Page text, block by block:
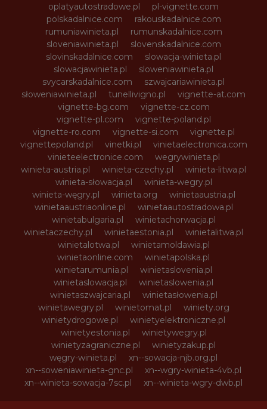
oplatyautostradowe.pl
pl-vignette.com
polskadalnice.com
rakouskadalnice.com
rumuniawinieta.pl
rumunskadalnice.com
sloveniawinieta.pl
slovenskadalnice.com
slovinskadalnice.com
slowacja-winieta.pl
slowacjawinieta.pl
sloweniawinieta.pl
svycarskadalnice.com
szwajcariawinieta.pl
słoweniawinieta.pl
tunellivigno.pl
vignette-at.com
vignette-bg.com
vignette-cz.com
vignette-pl.com
vignette-poland.pl
vignette-ro.com
vignette-si.com
vignette.pl
vignettepoland.pl
vinetki.pl
vinietaelectronica.com
vinieteelectronice.com
wegrywinieta.pl
winieta-austria.pl
winieta-czechy.pl
winieta-litwa.pl
winieta-słowacja.pl
winieta-wegry.pl
winieta-węgry.pl
winieta.org
winietaaustria.pl
winietaaustriaonline.pl
winietaautostradowa.pl
winietabulgaria.pl
winietachorwacja.pl
winietaczechy.pl
winietaestonia.pl
winietalitwa.pl
winietalotwa.pl
winietamoldawia.pl
winietaonline.com
winietapolska.pl
winietarumunia.pl
winietaslovenia.pl
winietaslowacja.pl
winietaslowenia.pl
winietaszwajcaria.pl
winietasłowenia.pl
winietawegry.pl
winietomat.pl
winiety.org
winietydrogowe.pl
winietyelektroniczne.pl
winietyestonia.pl
winietywegry.pl
winietyzagraniczne.pl
winietyzakup.pl
węgry-winieta.pl
xn--sowacja-njb.org.pl
xn--soweniawinieta-gnc.pl
xn--wgry-winieta-4vb.pl
xn--winieta-sowacja-7sc.pl
xn--winieta-wgry-dwb.pl